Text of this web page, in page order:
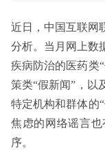
近日，中国互联网
分析。当月网上数
疾病防治的医药类
策类“假新闻”，以
特定机构和群体的
焦虑的网络谣言
序。